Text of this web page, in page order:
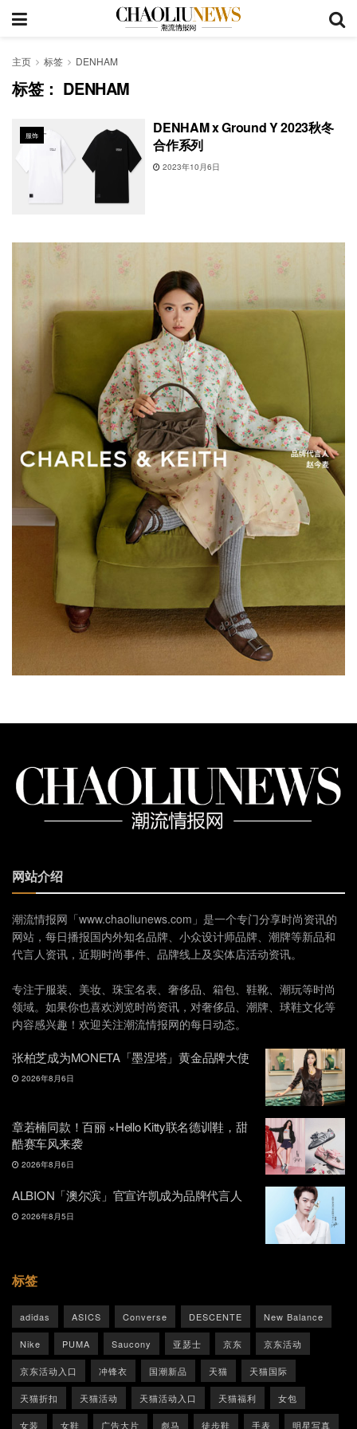
主页 标签 DENHAM
标签： DENHAM
服饰
DENHAM x Ground Y 2023秋冬
合作系列
2023年10月6日
网站介绍
潮流情报网「www.chaoliunews.com」是一个专门分享时尚资讯的
网站，每日播报国内外知名品牌、小众设计师品牌、潮牌等新品和
代言人资讯，近期时尚事件、品牌线上及实体店活动资讯。
专注于服装、美妆、珠宝名表、奢侈品、箱包、鞋靴、潮玩等时尚
领域。如果你也喜欢浏览时尚资讯，对奢侈品、潮牌、球鞋文化等
内容感兴趣！欢迎关注潮流情报网的每日动态。
张柏芝成为MONETA「墨涅塔」黄金品牌大使
2026年8月6日
章若楠同款！百丽 ×Hello Kitty联名德训鞋，甜
酷赛车风来袭
2026年8月6日
ALBION「澳尔滨」官宣许凯成为品牌代言人
2026年8月5日
标签
adidas ASICS Converse DESCENTE New Balance
Nike PUMA Saucony 亚瑟士 京东 京东活动
京东活动入口 冲锋衣 国潮新品 天猫 天猫国际
天猫折扣 天猫活动 天猫活动入口 天猫福利 女包
女装 女鞋 广告大片 彪马 徒步鞋 手表 明星写真